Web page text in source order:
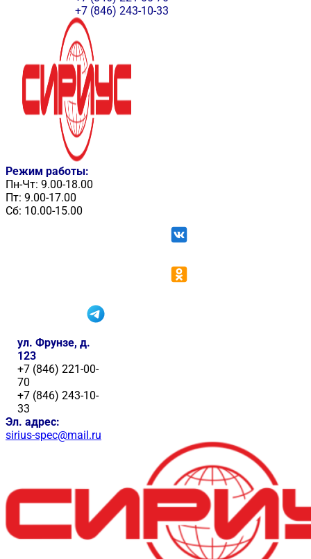
+7 (846) 243-10-33
Режим работы:
Пн-Чт: 9.00-18.00
Пт: 9.00-17.00
Сб: 10.00-15.00
ул. Фрунзе, д.
123
+7 (846) 221-00-
70
+7 (846) 243-10-
33
Эл. адрес:
sirius-spec@mail.ru